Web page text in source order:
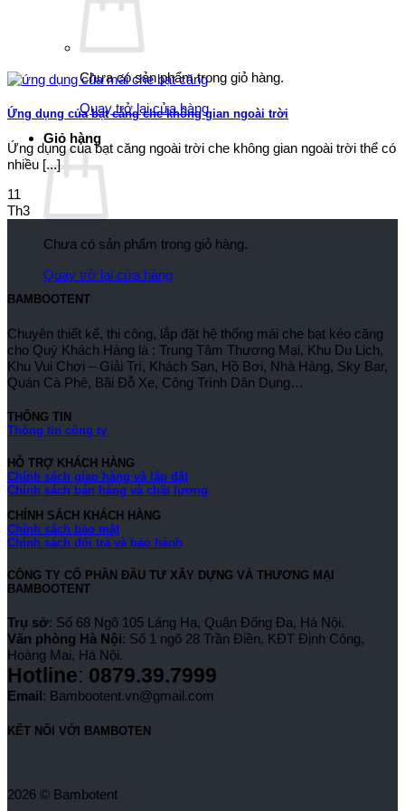
Chưa có sản phẩm trong giỏ hàng.
Quay trở lại cửa hàng
Giỏ hàng
Chưa có sản phẩm trong giỏ hàng.
Quay trở lại cửa hàng
Ứng dụng của bạt căng che không gian ngoài trời
Ứng dụng của bạt căng ngoài trời che không gian ngoài trời thể có
nhiều [...]
11
Th3
BAMBOOTENT
Chuyên thiết kế, thi công, lắp đặt hệ thống mái che bạt kéo căng
cho Quý Khách Hàng là : Trung Tâm Thương Mại, Khu Du Lịch,
Khu Vui Chơi – Giải Trí, Khách Sạn, Hồ Bơi, Nhà Hàng, Sky Bar,
Quán Cà Phê, Bãi Đỗ Xe, Công Trình Dân Dụng…
THÔNG TIN
Thông tin công ty
HỖ TRỢ KHÁCH HÀNG
Chính sách giao hàng và lắp đặt
Chính sách bán hàng và chất lượng
CHÍNH SÁCH KHÁCH HÀNG
Chính sách bảo mật
Chính sách đổi trả và bảo hành
CÔNG TY CỔ PHẦN ĐẦU TƯ XÂY DỰNG VÀ THƯƠNG MẠI
BAMBOOTENT
Trụ sở: Số 68 Ngõ 105 Láng Hạ, Quận Đống Đa, Hà Nội.
Văn phòng Hà Nội: Số 1 ngõ 28 Trần Điền, KĐT Định Công,
Hoàng Mai, Hà Nội.
Hotline: 0879.39.7999
Email : Bambootent.vn@gmail.com
KẾT NỐI VỚI BAMBOTEN
2026 © Bambotent